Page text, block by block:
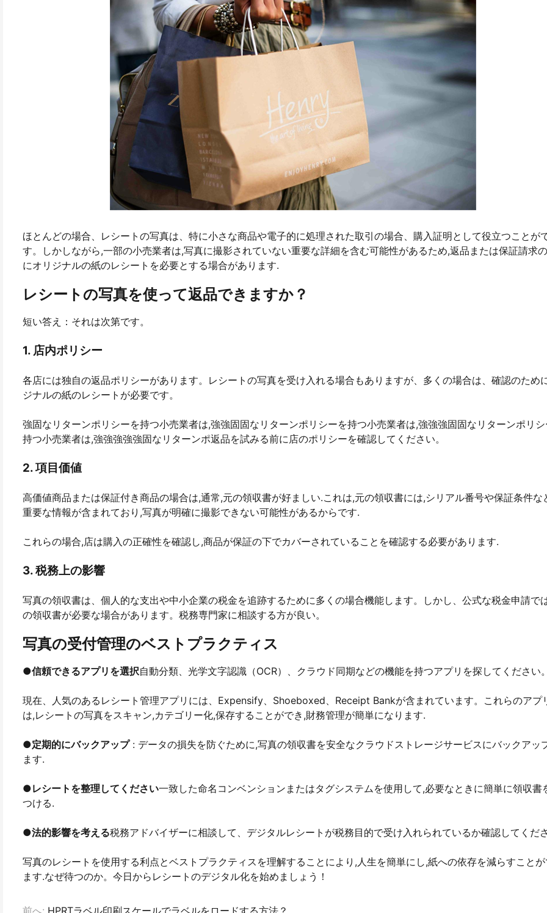
ほとんどの場合、レシートの写真は、特に小さな商品や電子的に処理された取引の場合、購入証明として役立つことが
す。しかしながら,一部の小売業者は,写真に撮影されていない重要な詳細を含む可能性があるため,返品または保証請求
にオリジナルの紙のレシートを必要とする場合があります.
レシートの写真を使って返品できますか？
短い答え：それは次第です。
1. 店内ポリシー
各店には独自の返品ポリシーがあります。レシートの写真を受け入れる場合もありますが、多くの場合は、確認のため
ジナルの紙のレシートが必要です。
強固なリターンポリシーを持つ小売業者は,強強固固なリターンポリシーを持つ小売業者は,強強強固固なリターンポリシ
持つ小売業者は,強強強強強固なリターンポ返品を試みる前に店のポリシーを確認してください。
2. 項目価値
高価値商品または保証付き商品の場合は,通常,元の領収書が好ましい.これは,元の領収書には,シリアル番号や保証条件な
重要な情報が含まれており,写真が明確に撮影できない可能性があるからです.
これらの場合,店は購入の正確性を確認し,商品が保証の下でカバーされていることを確認する必要があります.
3. 税務上の影響
写真の領収書は、個人的な支出や中小企業の税金を追跡するために多くの場合機能します。しかし、公式な税金申請で
の領収書が必要な場合があります。税務専門家に相談する方が良い。
写真の受付管理のベストプラクティス
●信頼できるアプリを選択自動分類、光学文字認識（OCR）、クラウド同期などの機能を持つアプリを探してください。
現在、人気のあるレシート管理アプリには、Expensify、Shoeboxed、Receipt Bankが含まれています。これらのアプ
は,レシートの写真をスキャン,カテゴリー化,保存することができ,財務管理が簡単になります.
●定期的にバックアップ: データの損失を防ぐために,写真の領収書を安全なクラウドストレージサービスにバックアッ
ます.
●レシートを整理してください一致した命名コンベンションまたはタグシステムを使用して,必要なときに簡単に領収書
つける.
●法的影響を考える税務アドバイザーに相談して、デジタルレシートが税務目的で受け入れられているか確認してくださ
写真のレシートを使用する利点とベストプラクティスを理解することにより,人生を簡単にし,紙への依存を減らすことが
ます.なぜ待つのか。今日からレシートのデジタル化を始めましょう！
前へ: HPRTラベル印刷スケールでラベルをロードする方法？